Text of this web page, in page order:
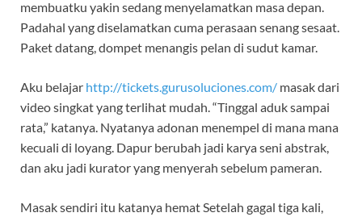
membuatku yakin sedang menyelamatkan masa depan.
Padahal yang diselamatkan cuma perasaan senang sesaat.
Paket datang, dompet menangis pelan di sudut kamar.
Aku belajar http://tickets.gurusoluciones.com/ masak dari
video singkat yang terlihat mudah. “Tinggal aduk sampai
rata,” katanya. Nyatanya adonan menempel di mana mana
kecuali di loyang. Dapur berubah jadi karya seni abstrak,
dan aku jadi kurator yang menyerah sebelum pameran.
Masak sendiri itu katanya hemat Setelah gagal tiga kali,